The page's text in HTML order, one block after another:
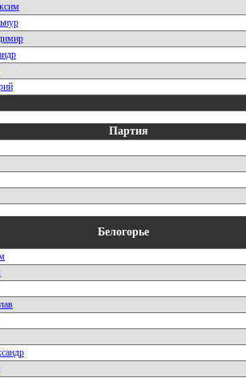
Партия
Белогорье